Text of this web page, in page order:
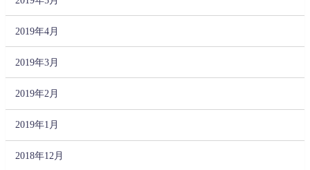
2019年4月
2019年3月
2019年2月
2019年1月
2018年12月